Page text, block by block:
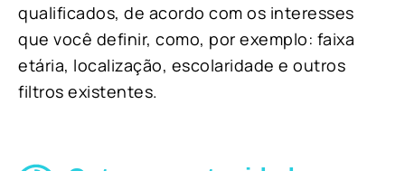
qualificados, de acordo com os interesses
que você definir, como, por exemplo: faixa
etária, localização, escolaridade e outros
filtros existentes.